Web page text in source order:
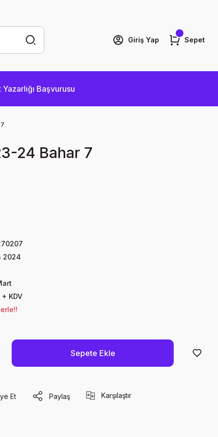
Giriş Yap Sepet
Yazarlığı Başvurusu
24 Bahar 7
2024
KDV
Sepete Ekle
Et Paylaş Karşılaştır